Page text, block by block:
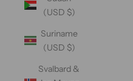
(USD $)
Suriname
(USD $)
Svalbard &